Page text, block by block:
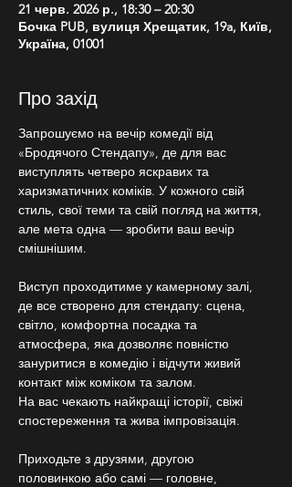
21 черв. 2026 р., 18:30 – 20:30
Бочка PUB, вулиця Хрещатик, 19a, Київ,
Україна, 01001
Про захід
Запрошуємо на вечір комедії від
«Бродячого Стендапу», де для вас
виступлять четверо яскравих та
харизматичних коміків. У кожного свій
стиль, свої теми та свій погляд на життя,
але мета одна — зробити ваш вечір
смішнішим.
Виступ проходитиме у камерному залі,
де все створено для стендапу: сцена,
світло, комфортна посадка та
атмосфера, яка дозволяє повністю
зануритися в комедію і відчути живий
контакт між коміком та залом.
На вас чекають найкращі історії, свіжі
спостереження та жива імпровізація.
Приходьте з друзями, другою
половинкою або самі — головне,